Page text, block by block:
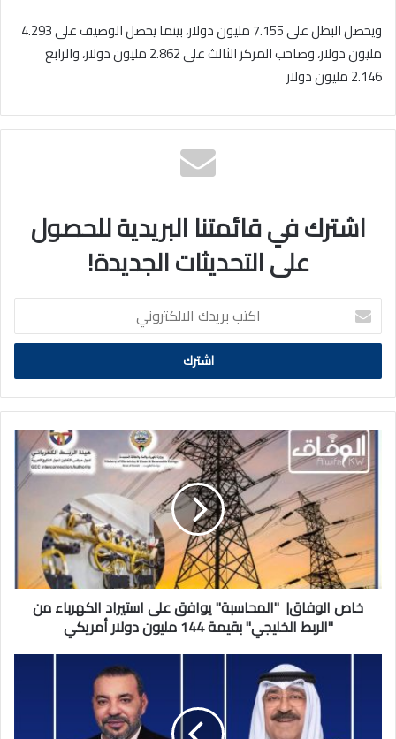
ويحصل البطل على 7.155 مليون دولار، بينما يحصل الوصيف على 4.293
مليون دولار، وصاحب المركز الثالث على 2.862 مليون دولار، والرابع
2.146 مليون دولار
اشترك في قائمتنا البريدية للحصول
على التحديثات الجديدة!
اكتب
بريدك
الالكتروني
خاص
الوفاق|
"المحاسبة"
يوافق
على
استيراد
الكهرباء
من
"الربط
الخليجي"
مليون
خاص الوفاق| "المحاسبة" يوافق على استيراد الكهرباء من
"الربط الخليجي" بقيمة 144 مليون دولار أمريكي